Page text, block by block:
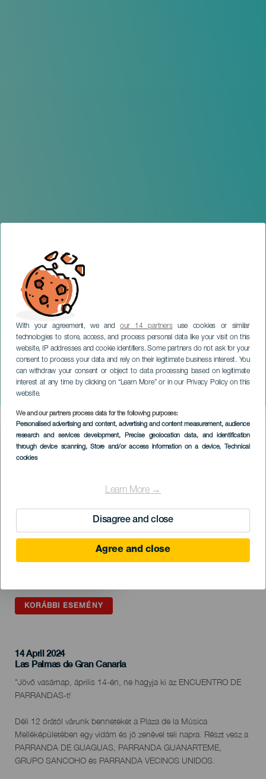
With your agreement, we andour 14 partnersuse cookies or similar
technologies to store, access, and process personal data like your visit on this
website, IP addresses and cookie identifiers. Some partners do not ask for your
consent to process your data and rely on their legitimate business interest. You
can withdraw your consent or object to data processing based on legitimate
interest at any time by clicking on “Learn More” or in our Privacy Policy on this
website.
We and our partners process data for the following purposes:
Personalised advertising and content, advertising and content measurement, audience
research and services development, Precise geolocation data, and identification
through device scanning, Store and/or access information on a device, Technical
cookies
Learn More →
Disagree and close
Agree and close
Encuentro de Parrandas
GRAN CANARIA
Imagen
Listado
KORÁBBI ESEMÉNY
14 April 2024
Localidad
Las Palmas de Gran Canaria
Descripción
del
"Jövő vasárnap, április 14-én, ne hagyja ki az ENCUENTRO DE
PARRANDAS-t!
Déli 12 órától várunk benneteket a Plaza de la Música
Melléképületében egy vidám és jó zenével teli napra. Részt vesz a
PARRANDA DE GUAGUAS, PARRANDA GUANARTEME,
GRUPO SANCOHO és PARRANDA VECINOS UNIDOS.